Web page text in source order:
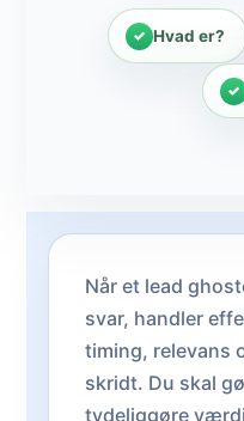
Hvad er?
Når et lead
svar, handler
timing, relevans
skridt. Du skal
tydeliggøre